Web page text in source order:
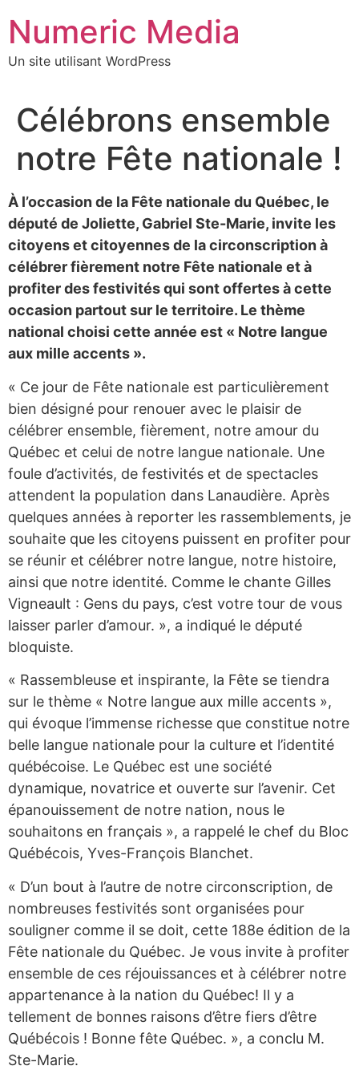
contenu
Numeric Media
Un site utilisant WordPress
Célébrons ensemble
notre Fête nationale !
À l’occasion de la Fête nationale du Québec, le
député de Joliette, Gabriel Ste-Marie, invite les
citoyens et citoyennes de la circonscription à
célébrer fièrement notre Fête nationale et à
profiter des festivités qui sont offertes à cette
occasion partout sur le territoire. Le thème
national choisi cette année est « Notre langue
aux mille accents ».
« Ce jour de Fête nationale est particulièrement
bien désigné pour renouer avec le plaisir de
célébrer ensemble, fièrement, notre amour du
Québec et celui de notre langue nationale. Une
foule d’activités, de festivités et de spectacles
attendent la population dans Lanaudière. Après
quelques années à reporter les rassemblements, je
souhaite que les citoyens puissent en profiter pour
se réunir et célébrer notre langue, notre histoire,
ainsi que notre identité. Comme le chante Gilles
Vigneault : Gens du pays, c’est votre tour de vous
laisser parler d’amour. », a indiqué le député
bloquiste.
« Rassembleuse et inspirante, la Fête se tiendra
sur le thème « Notre langue aux mille accents »,
qui évoque l’immense richesse que constitue notre
belle langue nationale pour la culture et l’identité
québécoise. Le Québec est une société
dynamique, novatrice et ouverte sur l’avenir. Cet
épanouissement de notre nation, nous le
souhaitons en français », a rappelé le chef du Bloc
Québécois, Yves-François Blanchet.
« D’un bout à l’autre de notre circonscription, de
nombreuses festivités sont organisées pour
souligner comme il se doit, cette 188e édition de la
Fête nationale du Québec. Je vous invite à profiter
ensemble de ces réjouissances et à célébrer notre
appartenance à la nation du Québec! Il y a
tellement de bonnes raisons d’être fiers d’être
Québécois ! Bonne fête Québec. », a conclu M.
Ste-Marie.